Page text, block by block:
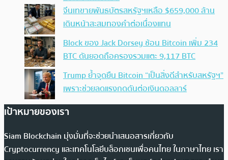
จีนเทขายพันธบัตรสหรัฐฯเหลือ $659,000 ล้าน
เดินหน้าสะสมทองคำต่อเนื่องแทน
Block ของ Jack Dorsey ช้อน Bitcoin เพิ่ม 234
BTC ดันยอดถือครองรวมแตะ 9,117 BTC
Trump ย้ำจุดยืน Bitcoin “เป็นสิ่งดีสำหรับสหรัฐฯ”
เพราะช่วยลดแรงกดดันต่อเงินดอลลาร์
เป้าหมายของเรา
Siam Blockchain มุ่งมั่นที่จะช่วยนำเสนอสารเกี่ยวกับ
Cryptocurrency และเทคโนโลยีบล็อกเชนเพื่อคนไทย ในภาษาไทย เรา